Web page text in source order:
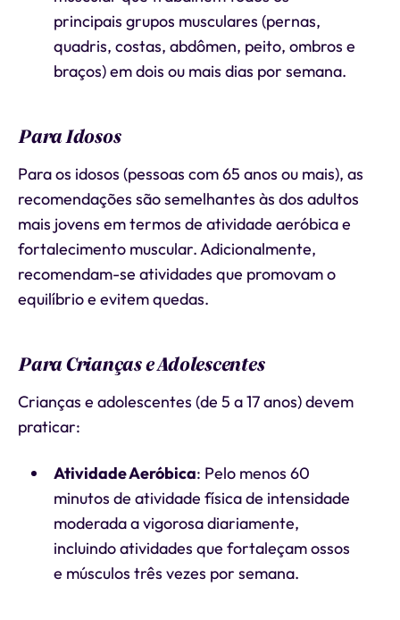
principais grupos musculares (pernas,
quadris, costas, abdômen, peito, ombros e
braços) em dois ou mais dias por semana.
Para Idosos
Para os idosos (pessoas com 65 anos ou mais), as
recomendações são semelhantes às dos adultos
mais jovens em termos de atividade aeróbica e
fortalecimento muscular. Adicionalmente,
recomendam-se atividades que promovam o
equilíbrio e evitem quedas.
Para Crianças e Adolescentes
Crianças e adolescentes (de 5 a 17 anos) devem
praticar:
Atividade Aeróbica: Pelo menos 60
minutos de atividade física de intensidade
moderada a vigorosa diariamente,
incluindo atividades que fortaleçam ossos
e músculos três vezes por semana.